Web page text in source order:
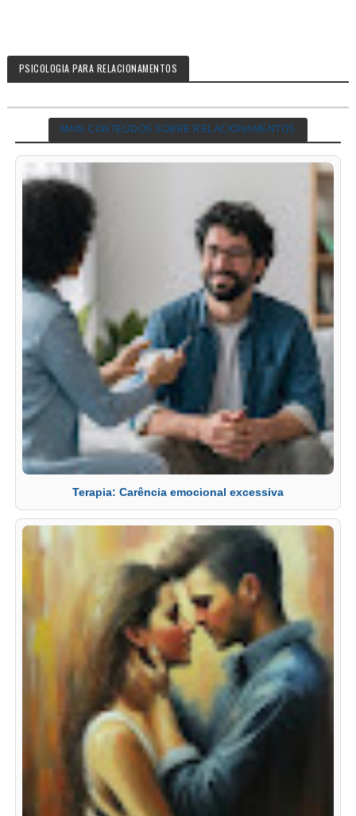
PSICOLOGIA PARA RELACIONAMENTOS
MAIS CONTEÚDOS SOBRE RELACIONAMENTOS
Terapia: Carência emocional excessiva